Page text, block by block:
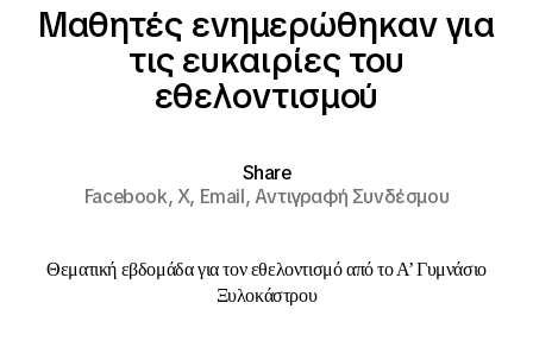
Μαθητές ενημερώθηκαν για
τις ευκαιρίες του
εθελοντισμού
Share
Facebook,X, Email,Αντιγραφή Συνδέσμου
Θεματική εβδομάδα για τον εθελοντισμό από το Α’ Γυμνάσιο
Ξυλοκάστρου